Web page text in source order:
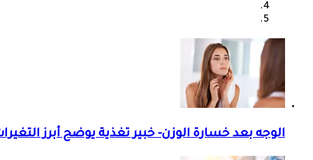
الوجه بعد خسارة الوزن- خبير تغذية يوضح أبرز